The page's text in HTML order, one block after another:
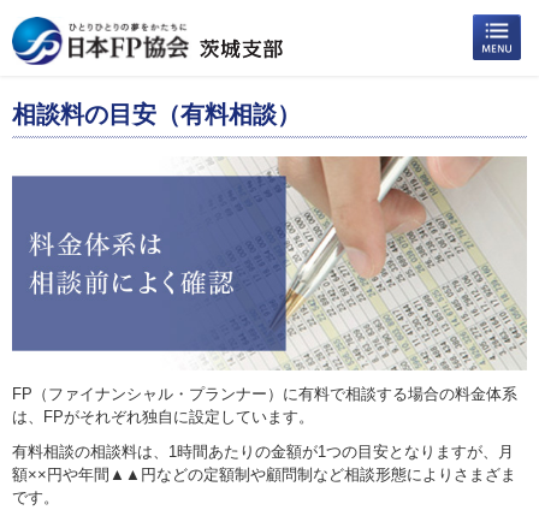
相談料の目安（有料相談）
FP（ファイナンシャル・プランナー）に有料で相談する場合の料金体系
は、FPがそれぞれ独自に設定しています。
有料相談の相談料は、1時間あたりの金額が1つの目安となりますが、月
額××円や年間▲▲円などの定額制や顧問制など相談形態によりさまざま
です。